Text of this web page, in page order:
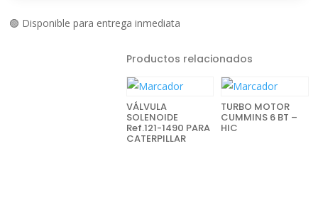
🟢 Disponible para entrega inmediata
Productos relacionados
VÁLVULA
SOLENOIDE
Ref.121-1490 PARA
CATERPILLAR
TURBO MOTOR
CUMMINS 6 BT –
HIC